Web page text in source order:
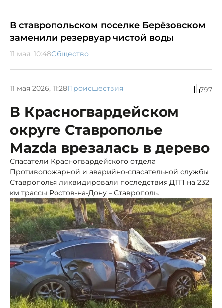
В ставропольском поселке Берёзовском
заменили резервуар чистой воды
11 мая, 10:48Общество
11 мая 2026, 11:28Происшествия 797
В Красногвардейском
округе Ставрополье
Mazda врезалась в дерево
Спасатели Красногвардейского отдела
Противопожарной и аварийно-спасательной службы
Ставрополья ликвидировали последствия ДТП на 232
км трассы Ростов-на-Дону – Ставрополь.